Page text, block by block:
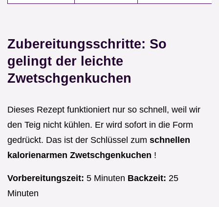
Zubereitungsschritte: So
gelingt der leichte
Zwetschgenkuchen
Dieses Rezept funktioniert nur so schnell, weil wir
den Teig nicht kühlen. Er wird sofort in die Form
gedrückt. Das ist der Schlüssel zum schnellen
kalorienarmen Zwetschgenkuchen !
Vorbereitungszeit: 5 Minuten Backzeit: 25
Minuten